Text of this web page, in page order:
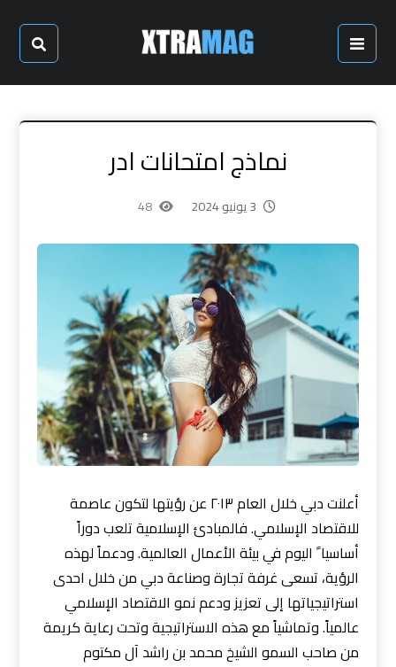
نماذج امتحانات ادر
3 يونيو 2024 48
أعلنت دبي خلال العام ٢٠١٣ عن رؤيتها لتكون عاصمة
للاقتصاد الإسلامي. فالمبادئ الإسلامية تلعب دوراً
أساسيا ً اليوم في بيئة الأعمال العالمية. ودعماً لهذه
الرؤية، تسعى غرفة تجارة وصناعة دبي من خلال احدى
استراتيجياتها إلى تعزيز ودعم نمو الاقتصاد الإسلامي
عالمياً. وتماشياً مع هذه الاستراتيجية وتحت رعاية كريمة
من صاحب السمو الشيخ محمد بن راشد آل مكتوم